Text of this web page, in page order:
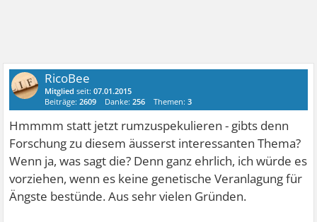
RicoBee
Mitglied seit:07.01.2015
Beiträge:2609 Danke:256 Themen:3
Hmmmm statt jetzt rumzuspekulieren - gibts denn
Forschung zu diesem äusserst interessanten Thema?
Wenn ja, was sagt die? Denn ganz ehrlich, ich würde es
vorziehen, wenn es keine genetische Veranlagung für
Ängste bestünde. Aus sehr vielen Gründen.